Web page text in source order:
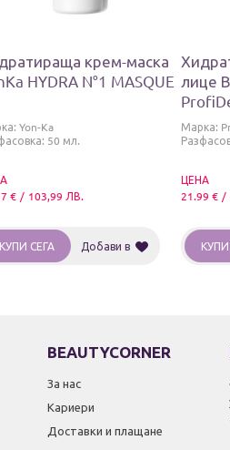
крем-маска
HYDRA N°1 MASQUE
Yon-Ka
50 мл.
€ / 103,99 ЛВ.
КУПИ СЕГА Добави в
лице
Марка:
ЦЕНА
21.99 € /
BEAUTYCORNER
За нас
Кариери
Доставки и плащане